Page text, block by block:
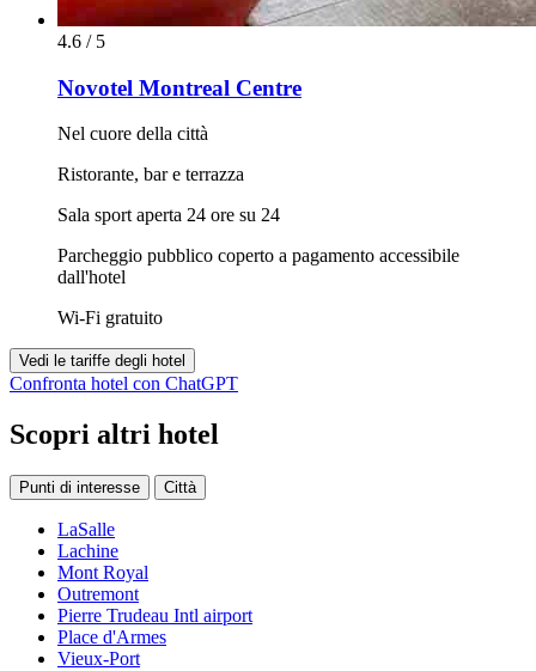
4.6 / 5
Novotel Montreal Centre
Nel cuore della città
Ristorante, bar e terrazza
Sala sport aperta 24 ore su 24
Parcheggio pubblico coperto a pagamento accessibile
dall'hotel
Wi-Fi gratuito
Vedi le tariffe degli hotel
Confronta hotel con ChatGPT
Scopri altri hotel
Punti di interesse Città
LaSalle
Lachine
Mont Royal
Outremont
Pierre Trudeau Intl airport
Place d'Armes
Vieux-Port